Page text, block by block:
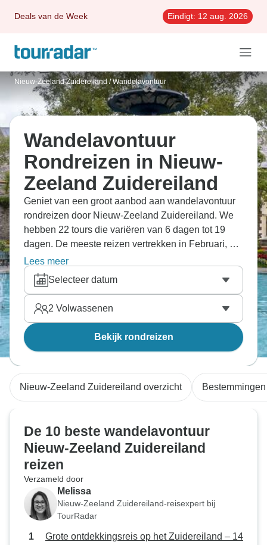
Deals van de Week Eindigt: 12 aug. 2026
Nieuw-Zeeland Zuidereiland / Wandelavontuur
Wandelavontuur
Rondreizen in Nieuw-
Zeeland Zuidereiland
Geniet van een groot aanbod aan wandelavontuur
rondreizen door Nieuw-Zeeland Zuidereiland. We
hebben 22 tours die variëren van 6 dagen tot 19
dagen. De meeste reizen vertrekken in Februari, dit
is de meest geliefde maand om te gaan.
Lees meer
Selecteer datum
2 Volwassenen
Bekijk rondreizen
Nieuw-Zeeland Zuidereiland overzicht Bestemmingen
De 10 beste wandelavontuur
Nieuw-Zeeland Zuidereiland
reizen
Verzameld door
Melissa
Nieuw-Zeeland Zuidereiland-reisexpert bij
TourRadar
Grote ontdekkingsreis op het Zuidereiland – 14